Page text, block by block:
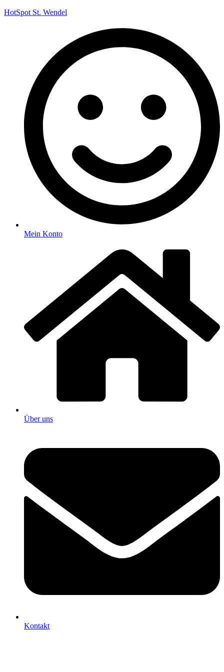
HotSpot St. Wendel
Mein Konto
Über uns
Kontakt